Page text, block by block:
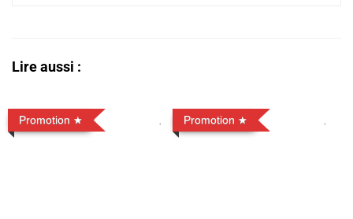
Lire aussi :
Promotion Promotion